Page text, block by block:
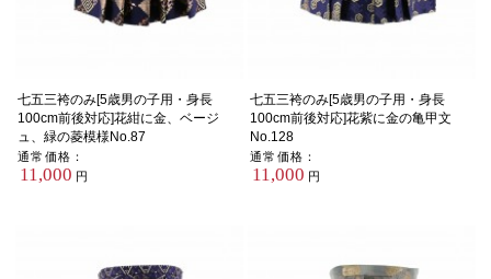
七五三袴のみ[5歳男の子用・身長
100cm前後対応]花紺に金、ベージ
ュ、緑の菱模様No.87
通常価格：
11,000 円
七五三袴のみ[5歳男の子用・身長
100cm前後対応]花紫に金の亀甲文
No.128
通常価格：
11,000 円